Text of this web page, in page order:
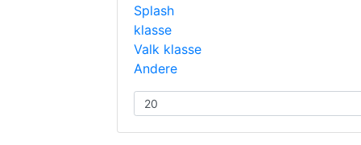
Splash
klasse
Valk klasse
Andere